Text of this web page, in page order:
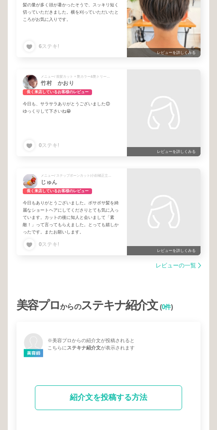
髪の量が多く頭が暑かったそうで、スッキリ短く
切っていただきました。横を刈っていただいたと
ころがお気に入りです。
6ステキ!
レビューを詳しくみる
竹村 かおり
長く来店しているお客様のレビュー
今日も、サラサラありがとうございました😊
ゆっくりして下さいね😁
0ステキ!
レビューを詳しくみる
じゅん
長く来店しているお客様のレビュー
今日もありがとうございました。ボサボサ髪を綺
麗なショートヘアにしてくださりとても気に入っ
ています。カットの後に知人と会いまして「素
敵！」って言ってもらえました。とっても嬉しか
ったです。またお願いします。
0ステキ!
レビューを詳しくみる
レビューの一覧
美容プロからのステキナ紹介文(0件)
※美容プロからの紹介文が投稿されると
こちらにステキナ紹介文が表示されます
紹介文を投稿する方法